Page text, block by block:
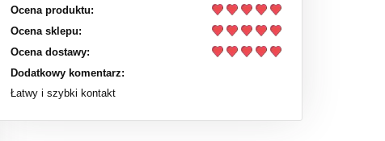
Ocena produktu:
Ocena sklepu:
Ocena dostawy:
Dodatkowy komentarz:
Łatwy i szybki kontakt